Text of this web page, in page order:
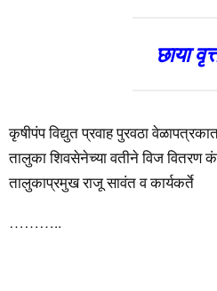
छाया
कृषीपंप विद्युत प्रवाह पुरवठा
तालुका शिवसेनेच्या वतीने विज वितरण
तालुकाप्रमुख राजू सावंत व कार्यकर्ते
………..